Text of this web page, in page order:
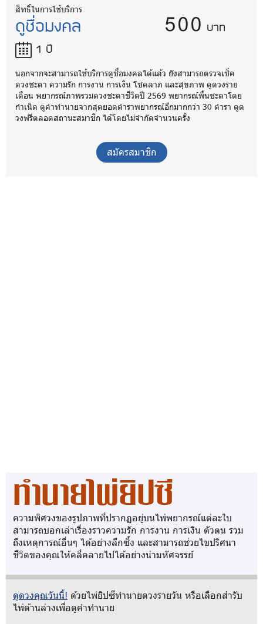
สิทธิ์ในการใช้บริการ
ดูชื่อมงคล
1 ปี
500 บาท
นอกจากจะสามารถใช้บริการดูชื่อมงคลได้แล้ว ยังสามารถตรวจเช็ค
ดวงชะตา ความรัก การงาน การเงิน โชคลาภ และสุขภาพ ดูดวงราย
เดือน พยากรณ์ภาพรวมดวงชะตาชีวิตปี 2569 พยากรณ์พื้นชะตาโดย
กำเนิด ดูคำทำนายจากสุดยอดตำราพยากรณ์อีกมากกว่า 30 ตำรา ดูด
วงฟรีตลอดสถานะสมาชิก ได้โดยไม่จำกัดจำนวนครั้ง
สมัครสมาชิก
ทำนายไพ่ยิปซี
ความพิศวงของรูปภาพที่ปรากฏอยู่บนไพ่พยากรณ์แต่ละใบ
สามารถบอกเล่าเรื่องราวความรัก การงาน การเงิน ตัวตน รวม
ถึงเหตุการณ์อื่นๆ ได้อย่างลึกซึ้ง และสามารถช่วยไขปริศนา
ชีวิตของคุณให้คลี่คลายไปได้อย่างน่ามหัศจรรย์
ดูดวงคุณวันนี้! ด้วยไพ่ยิปซีทำนายดวงรายวัน หรือเลือกสำรับ
ไพ่ด้านล่างเพื่อดูคำทำนาย